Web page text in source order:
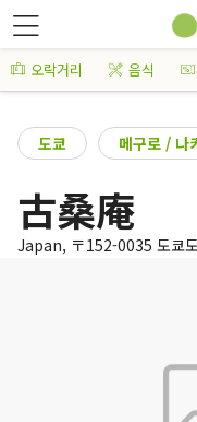
오락거리 음식
도쿄 메구로 / 나
古桑庵
Japan, 〒152-0035 도쿄